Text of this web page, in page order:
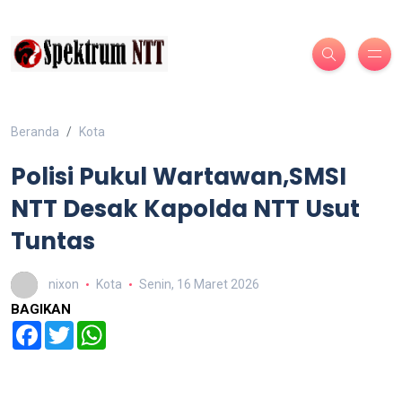
Beranda Kota
Polisi Pukul Wartawan,SMSI
NTT Desak Kapolda NTT Usut
Tuntas
nixon Kota Senin, 16 Maret 2026
BAGIKAN
Facebook
Twitter